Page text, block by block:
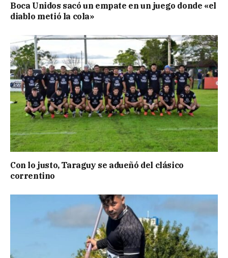
Boca Unidos sacó un empate en un juego donde «el
diablo metió la cola»
Con lo justo, Taraguy se adueñó del clásico
correntino